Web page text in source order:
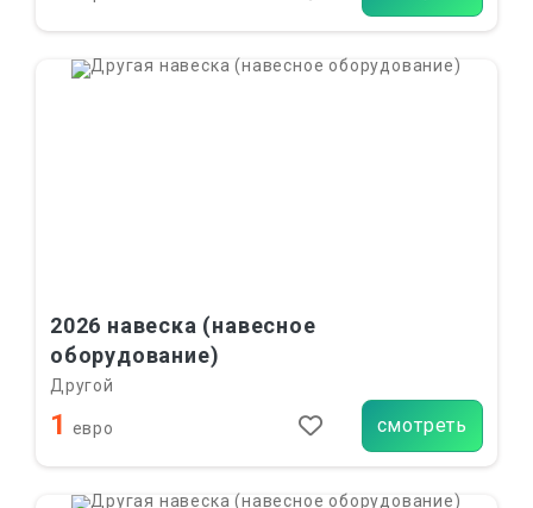
2026 навеска (навесное
оборудование)
Другой
1 евро смотреть